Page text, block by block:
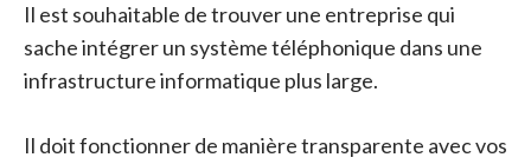
Il est souhaitable de trouver une entreprise qui
sache intégrer un système téléphonique dans une
infrastructure informatique plus large.
Il doit fonctionner de manière transparente avec vos